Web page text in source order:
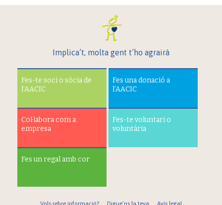
Implica’t, molta gent t’ho agrairà
Fes-te soci o sòcia de
l’AACIC
Fes una donació a
l’AACIC
Col·labora com a
empresa
Fes-te voluntari o
voluntària
Fes un regal amb cor
Vols rebre informació? Digue’ns la teva Avís legal